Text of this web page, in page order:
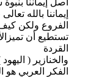
إيماننا بالله
الفروع ولكن كيف
تستطيع أن
القردة
والخنازير ( اليهود
الفكر العربي